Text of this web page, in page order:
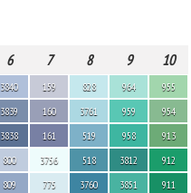
6 7 8 9 10
3840
3839
3838
800
809
159
160
161
3756
775
828
3761
519
518
3760
964
959
958
3812
3851
955
954
913
912
911